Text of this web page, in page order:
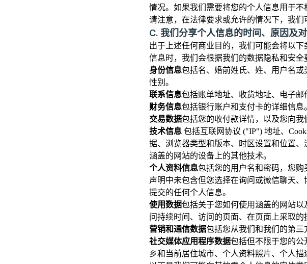
情况。如果我们需要将您的个人信息用于不
请注意，在法律要求或允许的情况下，我
C. 我们分享个人信息的时间、原因及
出于上述任何商业目的，我们可能会将以
信息时，我们会根据我们的数据隐私和安全
身份信息包括名、婚前姓氏、姓、用户名
性别。
联系信息包括账单地址、收货地址、电子邮
财务信息包括银行账户和支付卡的详细信息
交易数据包括您的收付款详情，以及您向我
技术信息包括互联网协议 ("IP") 地址、
据、浏览器类型和版本、时区设置和位置
涵盖的网站的设备上的其他技术。
个人资料信息包括您的用户名和密码，您
声明中未包含但您选择在询问或微信聊天
提交的任何个人信息。
使用数据包括关于您如何使用涵盖的网站
问持续时间、访问的页面、在页面上采取的
营销和通信数据包括您从我们和我们的第三
社交媒体应用程序数据包括但不限于您的公
乡和当前居住城市、个人资料照片、个人描